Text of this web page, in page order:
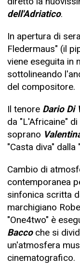
dell'Adriatico.
In apertura di
Fledermaus" (il
viene eseguita in
sottolineando
del compositore.
Il tenore Dario Di
da "L'Africaine"
soprano
"Casta diva" dalla
Cambio di
contemporanea
sinfonica scritta
marchigiano
"One4two" è
Bacco che si
un'atmosfera
cinematografico.